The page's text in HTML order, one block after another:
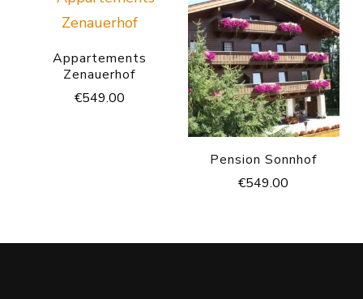
Appartements
Zenauerhof
€549.00
Pension Sonnhof
€549.00